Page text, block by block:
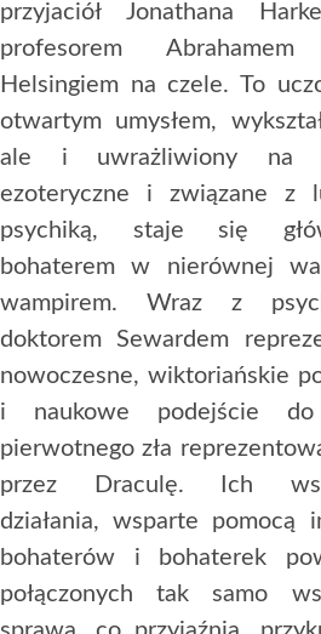
przyjaciół Jonathana
profesorem
Helsingiem na czele. To
otwartym umysłem,
ale i uwrażliwiony na
ezoteryczne i związane z
psychiką, staje się
bohaterem w nierównej
wampirem. Wraz z
doktorem Sewardem
nowoczesne, wiktoriańskie
i naukowe podejście
pierwotnego zła
przez Draculę. Ich
działania, wsparte pomocą
bohaterów i bohaterek
połączonych tak samo